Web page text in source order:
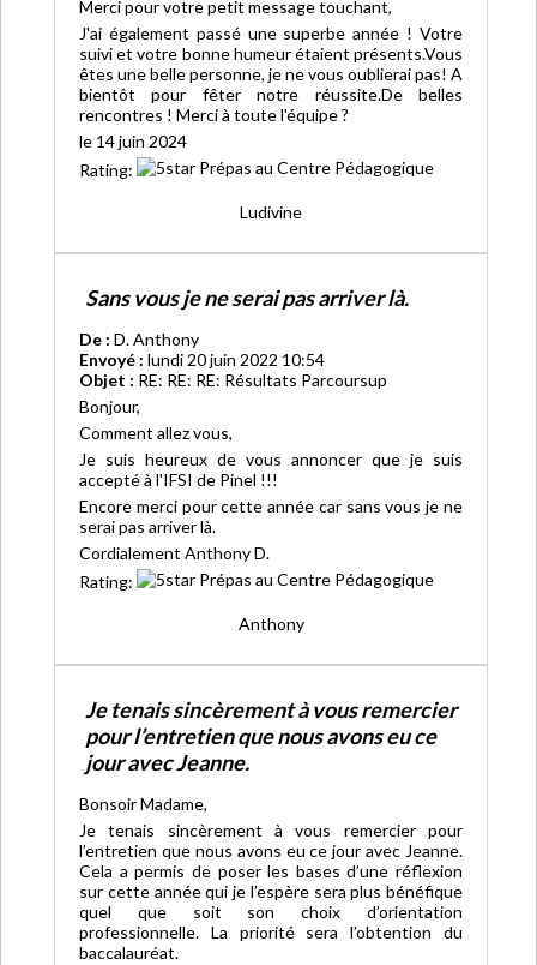
Merci pour votre petit message touchant,
J'ai également passé une superbe année ! Votre
suivi et votre bonne humeur étaient présents.Vous
êtes une belle personne, je ne vous oublierai pas! A
bientôt pour fêter notre réussite.De belles
rencontres ! Merci à toute l'équipe ?
le 14 juin 2024
Rating:
Ludivine
Sans vous je ne serai pas arriver là.
De : D. Anthony
Envoyé : lundi 20 juin 2022 10:54
Objet : RE: RE: RE: Résultats Parcoursup
Bonjour,
Comment allez vous,
Je suis heureux de vous annoncer que je suis
accepté à l'IFSI de Pinel !!!
Encore merci pour cette année car sans vous je ne
serai pas arriver là.
Cordialement Anthony D.
Rating:
Anthony
Je tenais sincèrement à vous remercier
pour l’entretien que nous avons eu ce
jour avec Jeanne.
Bonsoir Madame,
Je tenais sincèrement à vous remercier pour
l’entretien que nous avons eu ce jour avec Jeanne.
Cela a permis de poser les bases d’une réflexion
sur cette année qui je l’espère sera plus bénéfique
quel que soit son choix d’orientation
professionnelle. La priorité sera l’obtention du
baccalauréat.